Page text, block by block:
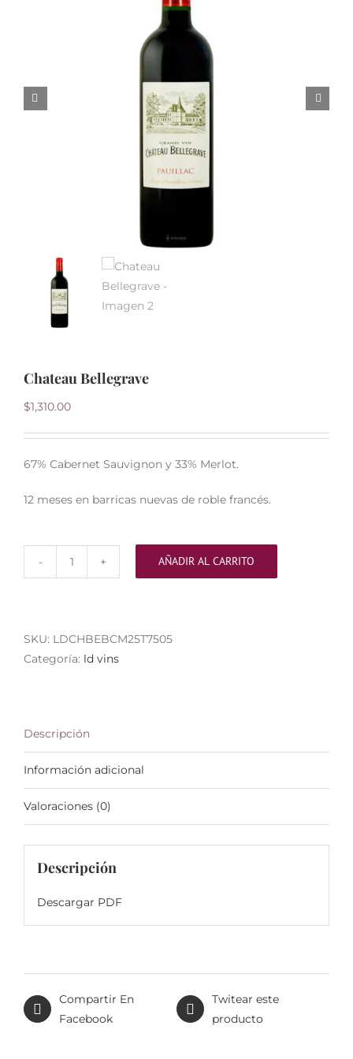
Contacto
Chateau Bellegrave
$1,310.00
67% Cabernet Sauvignon y 33% Merlot.
12 meses en barricas nuevas de roble francés.
Chateau
AÑADIR AL CARRITO
SKU: LDCHBEBCM25T7505
Categoría: ld vins
Descripción
Información adicional
Valoraciones (0)
Descripción
Descargar PDF
Compartir En
Facebook
Twitear este
producto